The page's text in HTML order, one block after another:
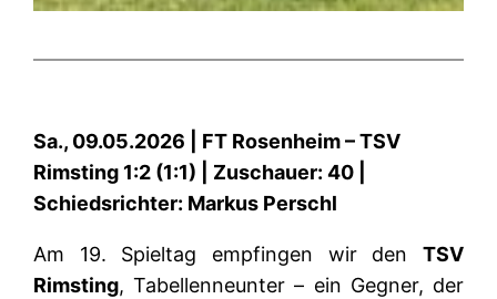
Sa., 09.05.2026 | FT Rosenheim – TSV
Rimsting 1:2 (1:1) | Zuschauer: 40 |
Schiedsrichter: Markus Perschl
Am 19. Spieltag empfingen wir den TSV
Rimsting, Tabellenneunter – ein Gegner, der